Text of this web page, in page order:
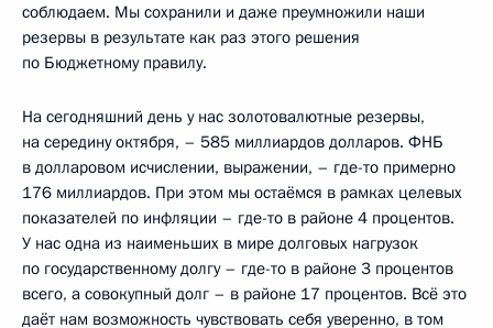
соблюдаем. Мы сохранили и даже преумножили наши
резервы в результате как раз этого решения
по Бюджетному правилу.
На сегодняшний день у нас золотовалютные резервы,
на середину октября, – 585 миллиардов долларов. ФНБ
в долларовом исчислении, выражении, – где-то примерно
176 миллиардов. При этом мы остаёмся в рамках целевых
показателей по инфляции – где-то в районе 4 процентов.
У нас одна из наименьших в мире долговых нагрузок
по государственному долгу – где-то в районе 3 процентов
всего, а совокупный долг – в районе 17 процентов. Всё это
даёт нам возможность чувствовать себя уверенно, в том